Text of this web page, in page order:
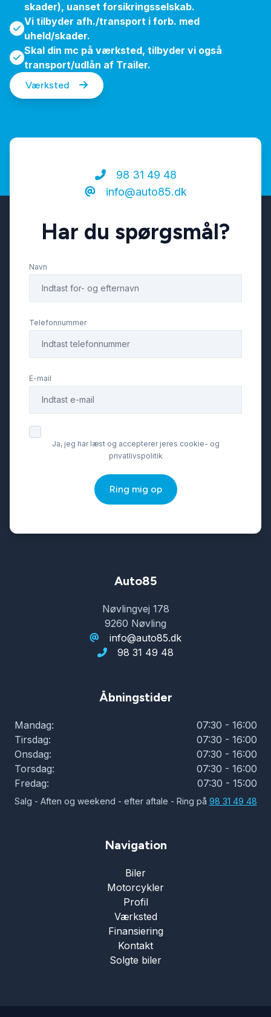
skader), uanset forsikringsselskab.
Vi tilbyder afh./transport i forb. med
uheld/skader.
Skal din mc på værksted, tilbyder vi også
transport/udlån af Trailer.
Værksted
98 31 49 48
info@auto85.dk
Har du spørgsmål?
Navn
Telefonnummer
E-mail
Ja, jeg har læst og accepterer jeres cookie- og
privatlivspolitik
Ring mig op
Auto85
Nøvlingvej 178
9260 Nøvling
info@auto85.dk
98 31 49 48
Åbningstider
Mandag:
07:30 - 16:00
Tirsdag:
07:30 - 16:00
Onsdag:
07:30 - 16:00
Torsdag:
07:30 - 16:00
Fredag:
07:30 - 15:00
Salg - Aften og weekend - efter aftale - Ring på 98 31 49 48
Navigation
Biler
Motorcykler
Profil
Værksted
Finansiering
Kontakt
Solgte biler